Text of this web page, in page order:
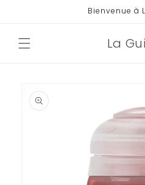
contenu
Bienvenue à
La
informations
produits